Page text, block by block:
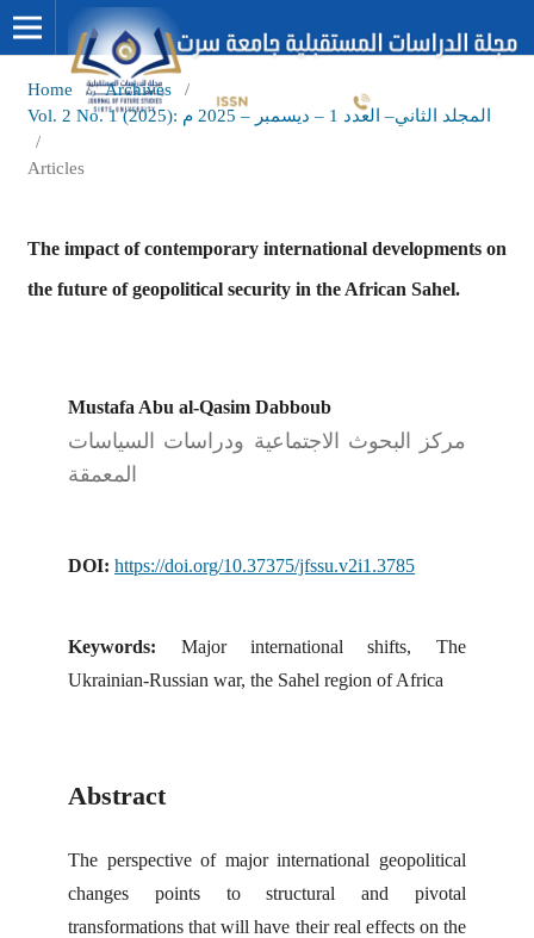
Home / Archives
/
Vol. 2 No. 1 (2025): المجلد الثاني– العدد 1 – ديسمبر – 2025 م
/
Articles
The impact of contemporary international developments on
the future of geopolitical security in the African Sahel.
Mustafa Abu al-Qasim Dabboub
مركز البحوث الاجتماعية ودراسات السياسات
المعمقة
DOI:https://doi.org/10.37375/jfssu.v2i1.3785
Keywords: Major international shifts, The
Ukrainian-Russian war, the Sahel region of Africa
Abstract
The perspective of major international geopolitical
changes points to structural and pivotal
transformations that will have their real effects on the